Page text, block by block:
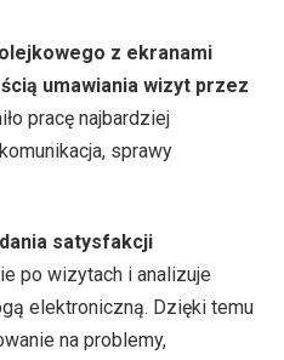
z ekranami
umawiania wizyt przez
pracę najbardziej
sprawy
satysfakcji
po wizytach i analizuje
elektroniczną. Dzięki temu
na problemy,